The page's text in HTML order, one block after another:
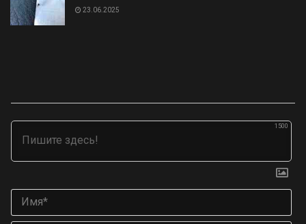
23.06.2025
1500